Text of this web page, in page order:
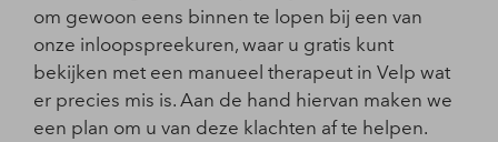
om gewoon eens binnen te lopen bij een van
onze inloopspreekuren, waar u gratis kunt
bekijken met een manueel therapeut in Velp wat
er precies mis is. Aan de hand hiervan maken we
een plan om u van deze klachten af te helpen.